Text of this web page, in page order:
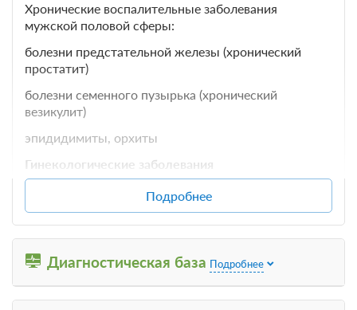
Эконом 2 местный корпус 3 без
кондиционера ул.Водоисточная
Хронические воспалительные заболевания
мужской половой сферы:
болезни предстательной железы (хронический
простатит)
болезни семенного пузырька (хронический
везикулит)
эпидидимиты, орхиты
Гинекологические заболевания
Невоспалительные заболевания женских половых
органов:
Хронические воспалительные заболевания женских
сальпингит и оофорит хронические
Подробнее
Диагностическая база Подробнее